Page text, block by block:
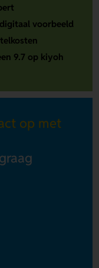
voorbeeld
9.7 op kiyoh
op met